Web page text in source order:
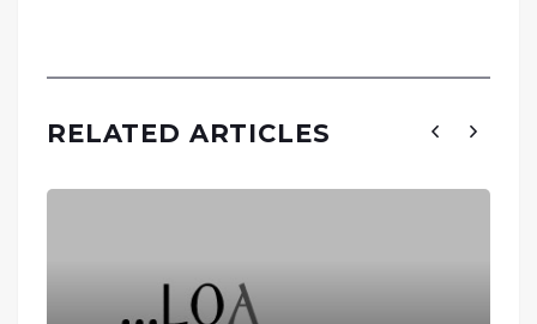
RELATED ARTICLES